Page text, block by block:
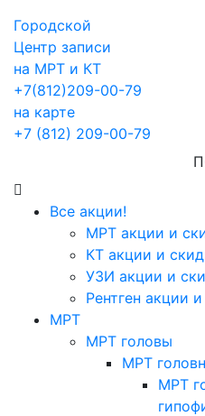
Городской
Центр записи
на МРТ и КТ
+7(812)209-00-79
на карте
+7 (812) 209-00-79
Все акции!
МРТ акции и
КТ акции и
УЗИ акции и
Рентген акции
МРТ
МРТ головы
МРТ
МРТ